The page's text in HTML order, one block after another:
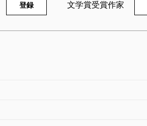
登録 文学賞受賞作家